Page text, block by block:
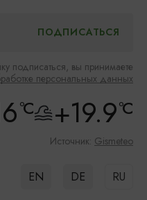
подписаться, вы принимаете
персональных данных
°C +19.9°C
Источник: Gismeteo
EN DE RU